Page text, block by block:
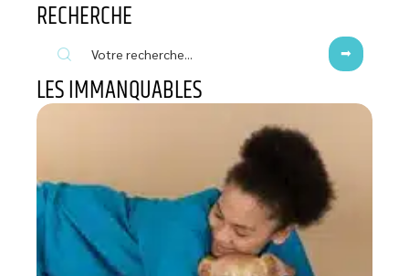
RECHERCHE
LES IMMANQUABLES